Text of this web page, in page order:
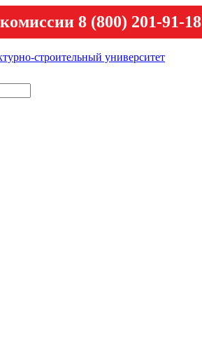
8 (800) 201-91-18
строительный университет